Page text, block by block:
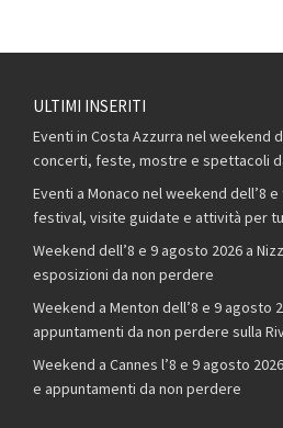
ULTIMI INSERITI
Eventi in Costa Azzurra nel weekend
concerti, feste, mostre e spettacoli
Eventi a Monaco nel weekend dell’8
festival, visite guidate e attività per
Weekend dell’8 e 9 agosto 2026 a
esposizioni da non perdere
Weekend a Menton dell’8 e 9 agosto
appuntamenti da non perdere sulla
Weekend a Cannes l’8 e 9 agosto
e appuntamenti da non perdere